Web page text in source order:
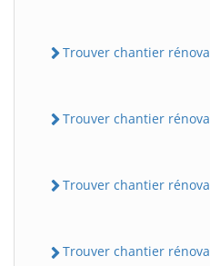
Trouver chantier
Trouver chantier
Trouver chantier
Trouver chantier